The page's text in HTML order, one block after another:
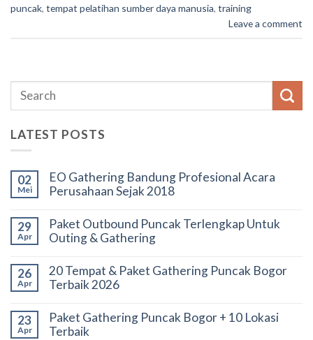
puncak, tempat pelatihan sumber daya manusia, training
Leave a comment
LATEST POSTS
02
Mei
EO Gathering Bandung Profesional Acara
Perusahaan Sejak 2018
29
Apr
Paket Outbound Puncak Terlengkap Untuk
Outing & Gathering
26
Apr
20 Tempat & Paket Gathering Puncak Bogor
Terbaik 2026
23
Apr
Paket Gathering Puncak Bogor + 10 Lokasi
Terbaik